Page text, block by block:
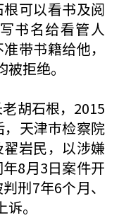
可以看书及阅
书名给看管人
带书籍给他，
拒绝。
胡石根，2015
天津巿检察院
岩民，以涉嫌
8月3日案件开
刑7年6个月、
。